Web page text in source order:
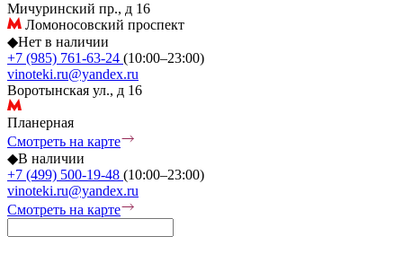
Мичуринский пр., д 16
Ломоносовский проспект
◆Нет в наличии
+7 (985) 761-63-24 (10:00–23:00)
vinoteki.ru@yandex.ru
Воротынская ул., д 16
Планерная
Смотреть на карте
◆В наличии
+7 (499) 500-19-48 (10:00–23:00)
vinoteki.ru@yandex.ru
Смотреть на карте